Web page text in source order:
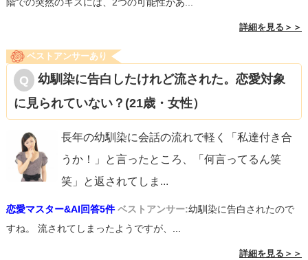
階での突然のキスには、2つの可能性があ...
詳細を見る＞＞
ベストアンサーあり
幼馴染に告白したけれど流された。恋愛対象
に見られていない？(21歳・女性）
長年の幼馴染に会話の流れで軽く「私達付き合
うか！」と言ったところ、「何言ってるん笑
笑」と返されてしま ...
恋愛マスター&AI回答5件 ベストアンサー:幼馴染に告白されたので
すね。 流されてしまったようですが、...
詳細を見る＞＞